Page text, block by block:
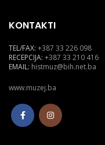
KONTAKTI
TEL/FAX: +387 33 226 098
RECEPCIJA: +387 33 210 416
EMAIL: histmuz@bih.net.ba
www.muzej.ba